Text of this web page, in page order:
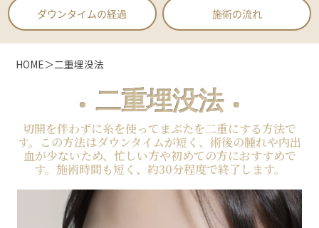
ダウンタイムの経過 施術の流れ
HOME＞二重埋没法
二重埋没法
切開を伴わずに糸を使ってまぶたを二重にする方法で
す。この方法はダウンタイムが短く、術後の腫れや内出
血が少ないため、忙しい方や初めての方におすすめで
す。施術時間も短く、約30分程度で終了します。